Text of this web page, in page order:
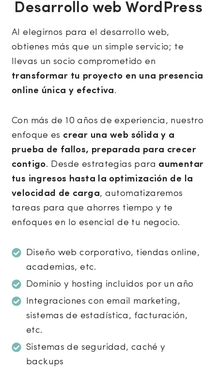
Desarrollo web WordPress
Al elegirnos para el desarrollo web,
obtienes más que un simple servicio; te
llevas un socio comprometido en
transformar tu proyecto en una presencia
online única y efectiva.
Con más de 10 años de experiencia, nuestro
enfoque es crear una web sólida y a
prueba de fallos, preparada para crecer
contigo. Desde estrategias para aumentar
tus ingresos hasta la optimización de la
velocidad de carga, automatizaremos
tareas para que ahorres tiempo y te
enfoques en lo esencial de tu negocio.
Diseño web corporativo, tiendas online,
academias, etc.
Dominio y hosting incluidos por un año
Integraciones con email marketing,
sistemas de estadística, facturación,
etc.
Sistemas de seguridad, caché y
backups